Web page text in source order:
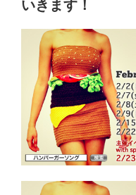
いきます！